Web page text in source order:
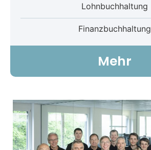
Lohnbuchhaltung
Finanzbuchhaltung
Mehr